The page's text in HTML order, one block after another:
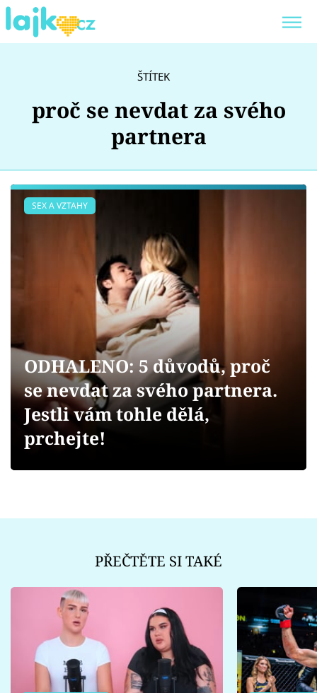
Showbyznys
Sex a vztahy
Videa
Sledujte prima+
Přihlášení
ŠTÍTEK
proč se nevdat za svého
partnera
SEX A VZTAHY
ODHALENO: 5 důvodů, proč
se nevdat za svého partnera.
Jestli vám tohle dělá,
prchejte!
PŘEČTĚTE SI TAKÉ